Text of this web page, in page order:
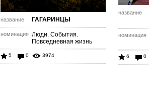
название ГАГАРИНЦЫ
номинация Люди. События.
Повседневная жизнь
5 0 3974
название
номинация
6 0